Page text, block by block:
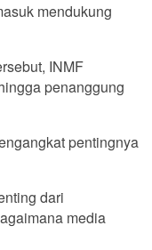
mendukung
INMF
penanggung
pentingnya
dari
media